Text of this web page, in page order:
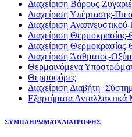
Διαχείριση Βάρους-
Διαχείριση Υπέρτασης-
Διαχείριση
Διαχείριση
Διαχείριση
Διαχείριση Άσθματος-
Θερμαινόμενα
Θερμοφόρες
Διαχείριση Διαβήτη-
Εξαρτήματα
ΣΥΜΠΛΗΡΩΜΑΤΑ ΔΙΑΤΡΟΦΗΣ